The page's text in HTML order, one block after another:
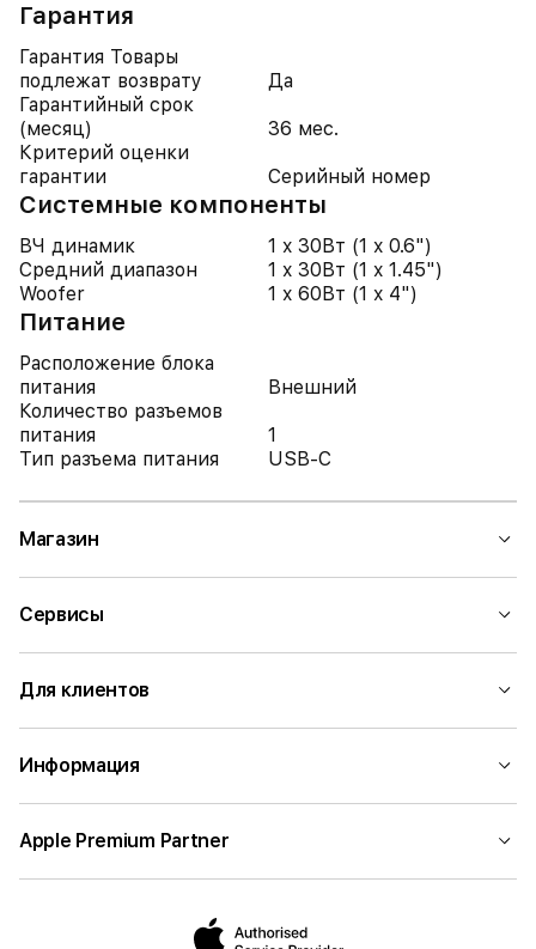
Гарантия
Гарантия Товары
подлежат возврату
Да
Гарантийный срок
(месяц)
36 мес.
Критерий оценки
гарантии
Серийный номер
Системные компоненты
ВЧ динамик
1 x 30Вт (1 x 0.6")
Средний диапазон
1 x 30Вт (1 x 1.45")
Woofer
1 x 60Вт (1 x 4")
Питание
Расположение блока
питания
Внешний
Количество разъемов
питания
1
Тип разъема питания
USB-C
Магазин
Сервисы
Для клиентов
Информация
Apple Premium Partner